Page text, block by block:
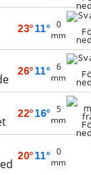
23°
26°
22°
20°
11°
11°
16°
11°
0
mm
6
mm
5
mm
0
mm